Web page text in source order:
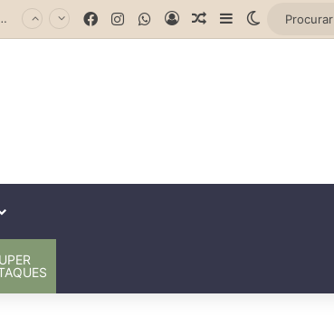
Facebook
InstagramWhatsApp
EntrarArtigo aleatório
Barra Lateral
Switch skin